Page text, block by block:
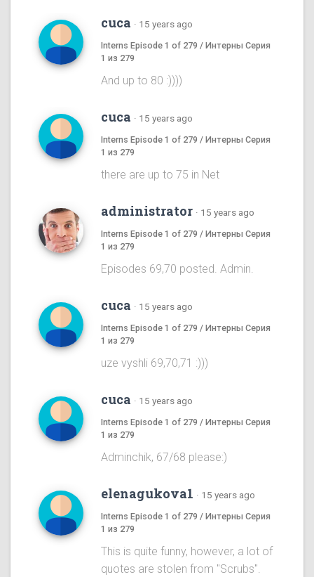
cuca · 15 years ago
Interns Episode 1 of 279 / Интерны Серия
1 из 279
And up to 80 :))))
cuca · 15 years ago
Interns Episode 1 of 279 / Интерны Серия
1 из 279
there are up to 75 in Net
administrator · 15 years ago
Interns Episode 1 of 279 / Интерны Серия
1 из 279
Episodes 69,70 posted. Admin.
cuca · 15 years ago
Interns Episode 1 of 279 / Интерны Серия
1 из 279
uze vyshli 69,70,71 :)))
cuca · 15 years ago
Interns Episode 1 of 279 / Интерны Серия
1 из 279
Adminchik, 67/68 please:)
elenagukova1 · 15 years ago
Interns Episode 1 of 279 / Интерны Серия
1 из 279
This is quite funny, however, a lot of
quotes are stolen from "Scrubs".